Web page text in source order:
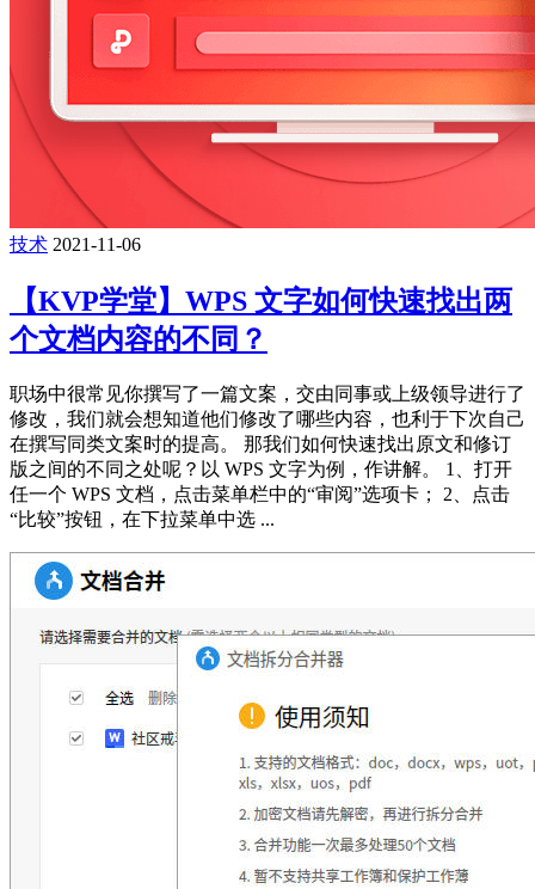
技术 2021-11-06
【KVP学堂】WPS 文字如何快速找出两
个文档内容的不同？
职场中很常见你撰写了一篇文案，交由同事或上级领导进行了
修改，我们就会想知道他们修改了哪些内容，也利于下次自己
在撰写同类文案时的提高。 那我们如何快速找出原文和修订
版之间的不同之处呢？以 WPS 文字为例，作讲解。 1、打开
任一个 WPS 文档，点击菜单栏中的“审阅”选项卡； 2、点击
“比较”按钮，在下拉菜单中选 ...